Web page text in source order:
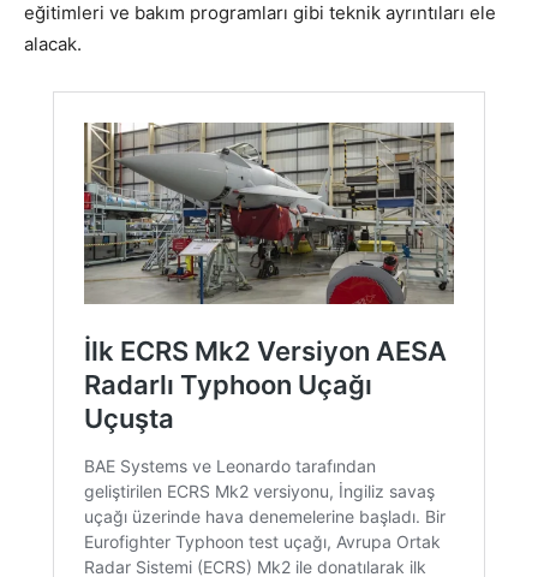
eğitimleri ve bakım programları gibi teknik ayrıntıları ele
alacak.